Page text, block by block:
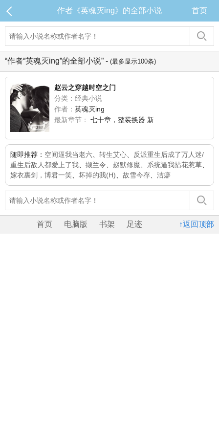
作者《英魂灭ing》的全部小说 首页
“作者“英魂灭ing”的全部小说” - (最多显示100条)
赵云之穿越时空之门
分类：经典小说
作者： 英魂灭ing
最新章节：
七十章，整装换器 新
随即推荐： 空间逼我当老六 转生艾心
反派重生后成了万人迷/
重生后敌人都爱上了我
撷兰令 赵默修魔 系统逼我拈花惹草
嫁衣裹剑，博君一笑
坏掉的我(H) 故雪今存 洁癖
↑返回顶部
首页 电脑版 书架 足迹